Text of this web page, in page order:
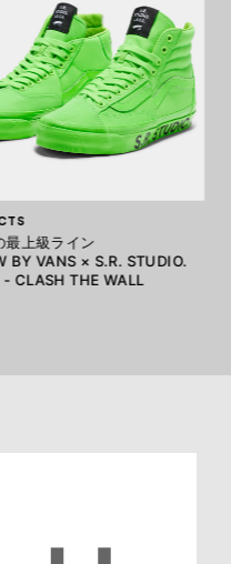
最上級ライン
BY VANS × S.R. STUDIO.
CLASH THE WALL